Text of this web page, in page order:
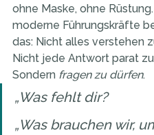
ohne Maske, ohne
moderne Führungskräfte
das: Nicht alles verstehen
Nicht jede Antwort parat
Sondern fragen zu dürfen.
„Was fehlt dir?
„Was brauchen wir,